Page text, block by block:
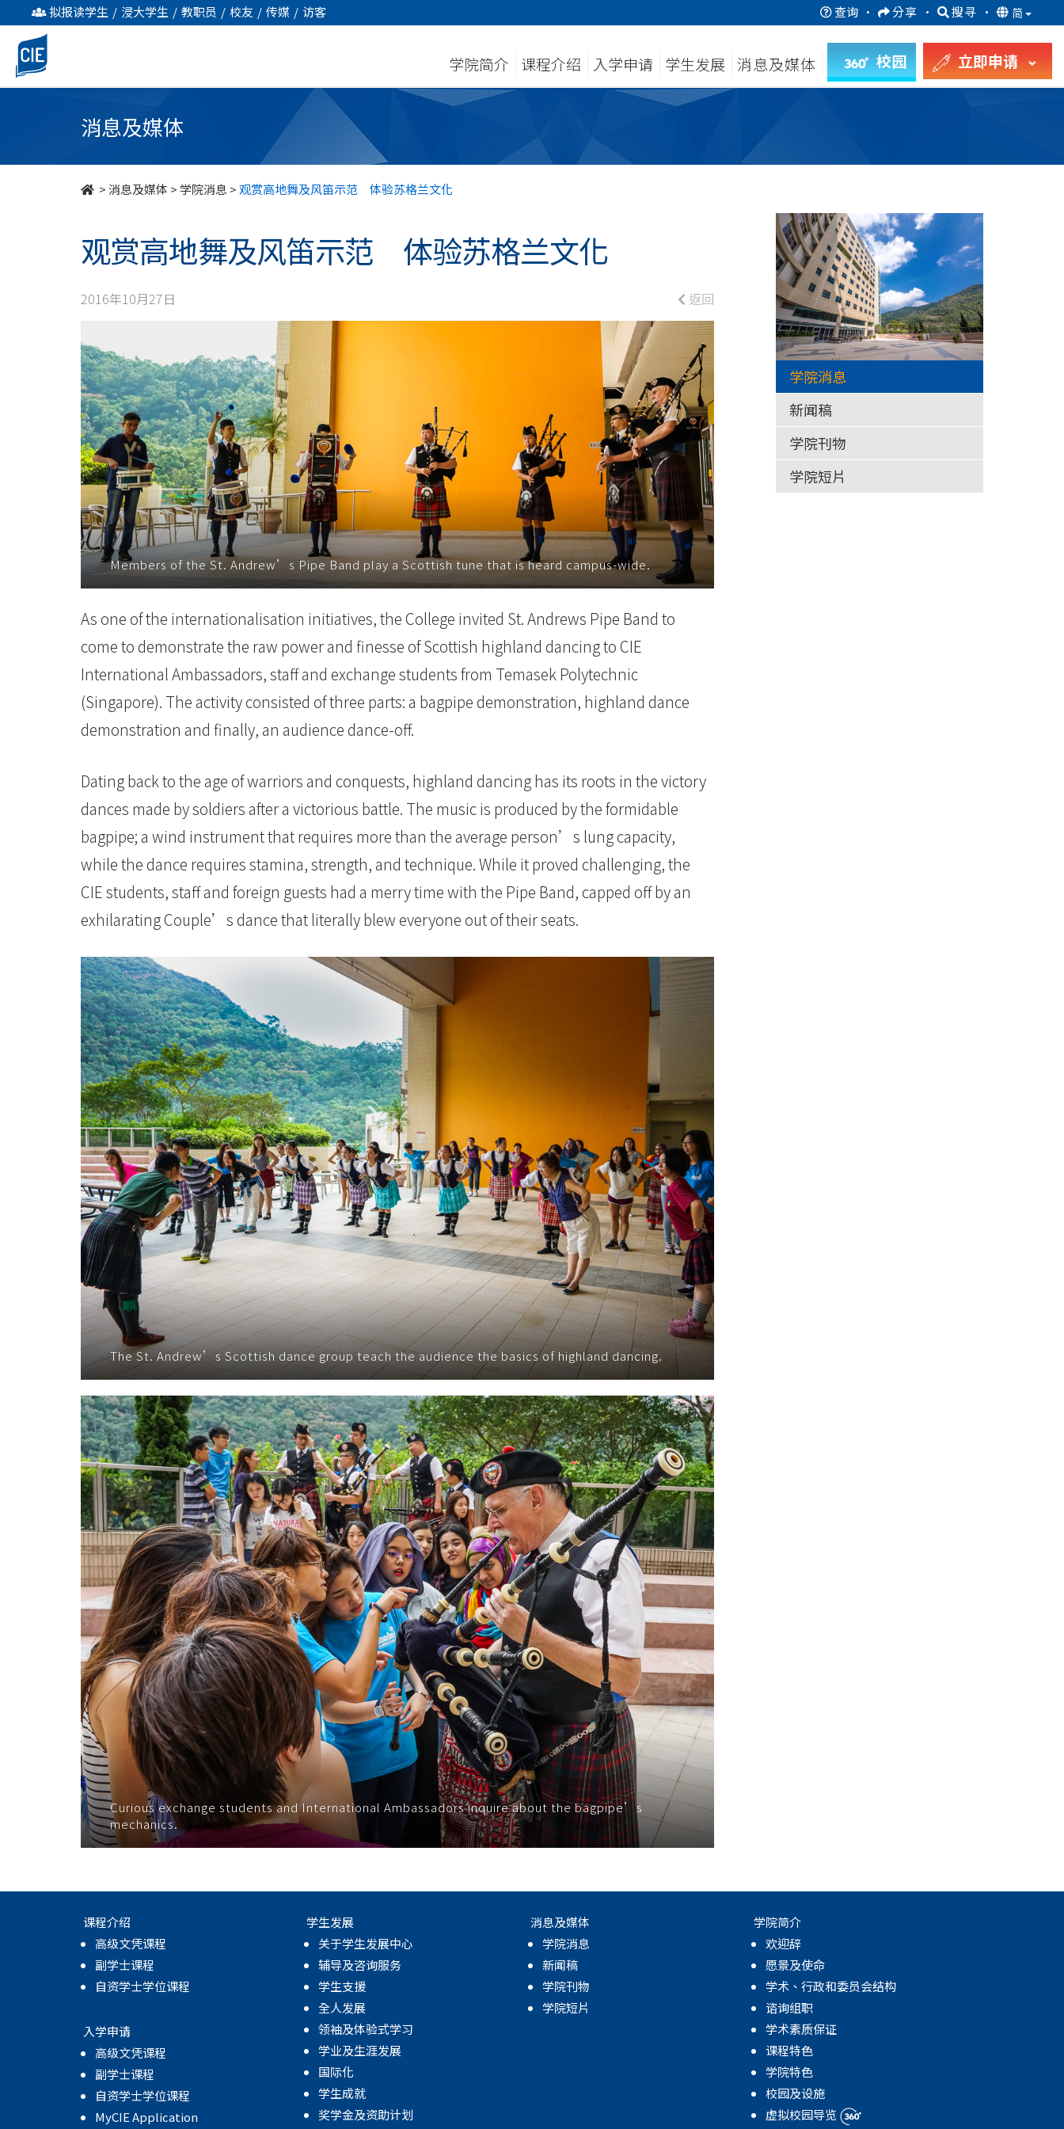
观
赏
高
拟报读学生 / 浸大学生 / 教职员 / 校友 / 传媒 / 访客 查询 · 分享 · 搜寻 · 简
学院简介 课程介绍 入学申请 学生发展 消息及媒体 校园 立即申请
消息及媒体
>消息及媒体 >学院消息 >观赏高地舞及风笛示范 体验苏格兰文化
观赏高地舞及风笛示范 体验苏格兰文化
2016年10月27日 返回
Members of the St. Andrew’s Pipe Band play a Scottish tune that is heard campus-wide.
As one of the internationalisation initiatives, the College invited St. Andrews Pipe Band to
come to demonstrate the raw power and finesse of Scottish highland dancing to CIE
International Ambassadors, staff and exchange students from Temasek Polytechnic
(Singapore). The activity consisted of three parts: a bagpipe demonstration, highland dance
demonstration and finally, an audience dance-off.
Dating back to the age of warriors and conquests, highland dancing has its roots in the victory
dances made by soldiers after a victorious battle. The music is produced by the formidable
bagpipe; a wind instrument that requires more than the average person’s lung capacity,
while the dance requires stamina, strength, and technique. While it proved challenging, the
CIE students, staff and foreign guests had a merry time with the Pipe Band, capped off by an
exhilarating Couple’s dance that literally blew everyone out of their seats.
The St. Andrew’s Scottish dance group teach the audience the basics of highland dancing.
Curious exchange students and International Ambassadors inquire about the bagpipe’s
mechanics.
学院消息
新闻稿
学院刊物
学院短片
课程介绍
高级文凭课程
副学士课程
自资学士学位课程
入学申请
高级文凭课程
副学士课程
自资学士学位课程
MyCIE Application
学生发展
关于学生发展中心
辅导及咨询服务
学生支援
全人发展
领袖及体验式学习
学业及生涯发展
国际化
学生成就
奖学金及资助计划
消息及媒体
学院消息
新闻稿
学院刊物
学院短片
学院简介
欢迎辞
愿景及使命
学术、行政和委员会结构
谘询组职
学术素质保证
课程特色
学院特色
校园及设施
虚拟校园导览